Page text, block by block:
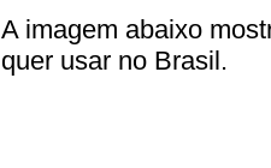
A imagem abaixo
quer usar no Brasil.